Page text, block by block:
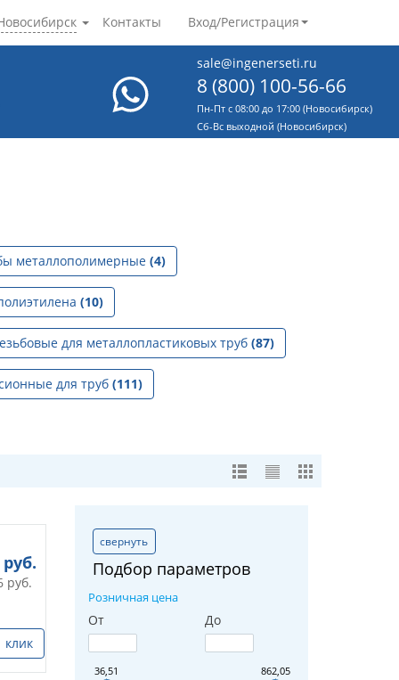
Контакты Вход/Регистрация
sale@ingenerseti.ru
8 (800) 100-56-66
Пн-Пт с 08:00 до 17:00 (Новосибирск)
Cб-Вс выходной (Новосибирск)
металлополимерные (4)
(10)
для металлопластиковых труб (87)
для труб (111)
свернуть
Подбор параметров
Розничная цена
От До
36,51 862,05
руб.
клик